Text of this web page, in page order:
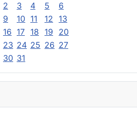
2 3 4 5
6
9 10 11 12
13
16 17 18 19
20
23 24 25 26 27
30 31